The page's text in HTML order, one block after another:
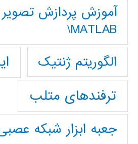
آموزش پردازش تصوير
MATLAB\
الگوریتم ژنتیک
ترفندهای متلب
جعبه ابزار شبکه